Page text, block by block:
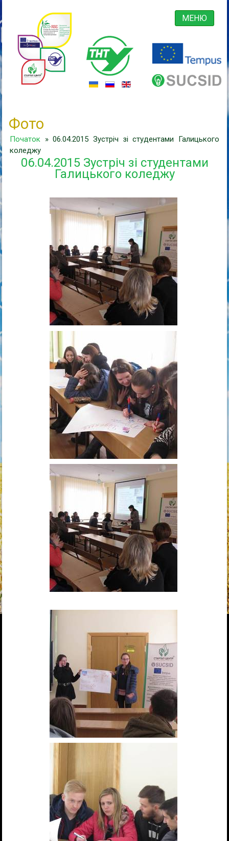
МЕНЮ
Фото
Початок » 06.04.2015 Зустріч зі студентами Галицького
коледжу
06.04.2015 Зустріч зі студентами
Галицького коледжу